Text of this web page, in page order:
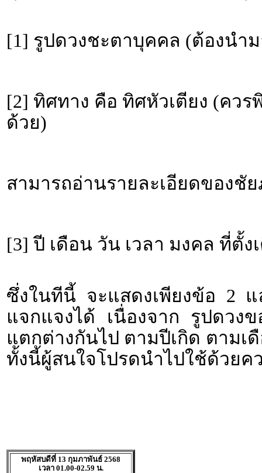
[1] รูปดวงชะตาบุคคล (ต้องนำ
[2] ทิศทาง คือ ทิศหัวเตียง (คว
ด้วย)
สามารถอ่านรายละเอียดของชั
[3] ปี เดือน วัน เวลา มงคล ที่ตั้ง
ซึ่งในทีนี้ จะแสดงเพียงข้อ 2
แจกแจงได้ เนื่องจาก รูปดวง
แตกต่างกันไป ตามปีเกิด ตามเ
ทั้งนี้ผู้สนใจโปรดนำไปใช้ด้วยค
พฤหัสบดีที่ 13 กุมภาพันธ์ 2568
เวลา 01.00-02.59 น.